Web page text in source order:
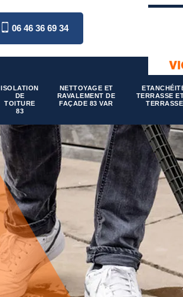
06 46 36 69 34
ISOLATION
DE
TOITURE
83
NETTOYAGE ET
RAVALEMENT DE
FAÇADE 83 VAR
TERRASSE